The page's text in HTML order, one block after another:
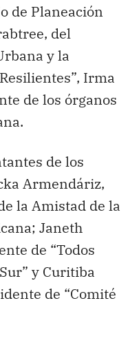
de Planeación
del
y la
Irma
de los órganos
de los
Armendáriz,
la Amistad de la
Janeth
de “Todos
y Curitiba
de “Comité